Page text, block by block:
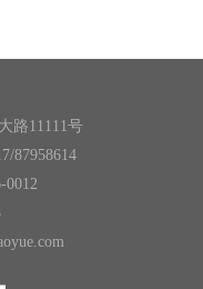
路11111号
87958614
0012